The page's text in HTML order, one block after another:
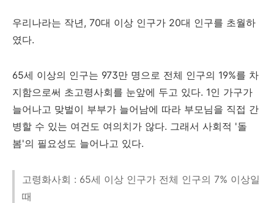
우리나라는 작년, 70대 이상 인구가 20대 인구를 초월하
였다.
65세 이상의 인구는 973만 명으로 전체 인구의 19%를 차
지함으로써 초고령사회를 눈앞에 두고 있다. 1인 가구가
늘어나고 맞벌이 부부가 늘어남에 따라 부모님을 직접 간
병할 수 있는 여건도 여의치가 않다. 그래서 사회적 '돌
봄'의 필요성도 늘어나고 있다.
고령화사회 : 65세 이상 인구가 전체 인구의 7% 이상일
때